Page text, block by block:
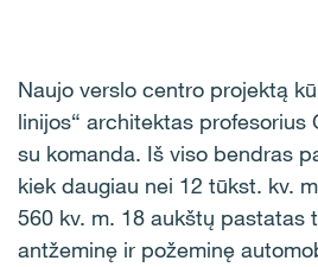
Naujo verslo centro projektą
linijos“ architektas profesorius
su komanda. Iš viso bendras
kiek daugiau nei 12 tūkst. kv.
560 kv. m. 18 aukštų pastatas
antžeminę ir požeminę